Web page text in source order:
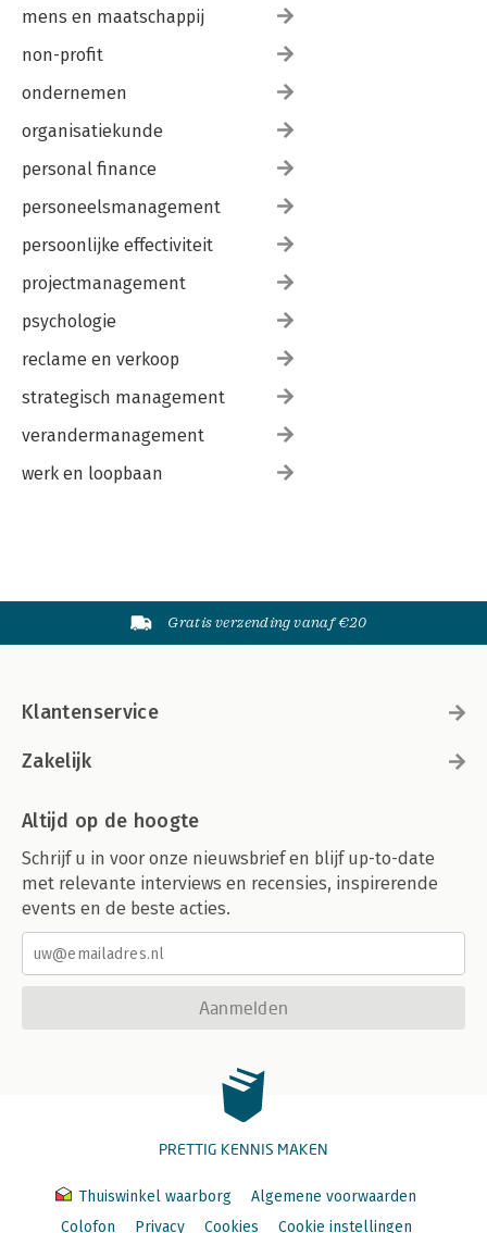
mens en maatschappij
non-profit
ondernemen
organisatiekunde
personal finance
personeelsmanagement
persoonlijke effectiviteit
projectmanagement
psychologie
reclame en verkoop
strategisch management
verandermanagement
werk en loopbaan
Gratis verzending vanaf €20
Klantenservice
Zakelijk
Altijd op de hoogte
Schrijf u in voor onze nieuwsbrief en blijf up-to-date
met relevante interviews en recensies, inspirerende
events en de beste acties.
Aanmelden
PRETTIG KENNIS MAKEN
Thuiswinkel waarborg
Algemene voorwaarden
Colofon
Privacy Cookies Cookie instellingen